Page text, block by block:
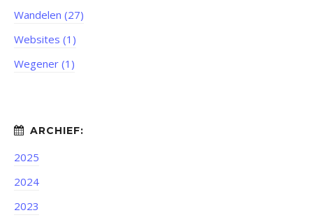
Wandelen (27)
Websites (1)
Wegener (1)
2025
2024
2023